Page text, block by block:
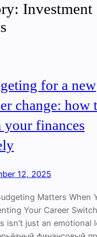
Investment
for a new
change: how
your finances
12, 2025
Matters When
Your Career
isn’t just an emotional